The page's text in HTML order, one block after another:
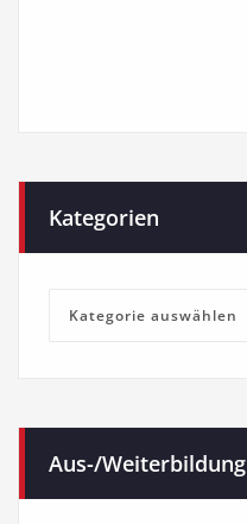
Kategorien
Kategorien
Aus-/Weiterbildung